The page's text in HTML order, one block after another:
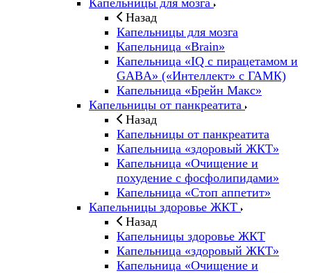
Капельницы для мозга
Назад
Капельницы для мозга
Капельница «Brain»
Капельница «IQ с пирацетамом и
GABA» («Интеллект» с ГАМК)
Капельница «Брейн Макс»
Капельницы от панкреатита
Назад
Капельницы от панкреатита
Капельница «здоровый ЖКТ»
Капельница «Очищение и
похудение с фосфолипидами»
Капельница «Стоп аппетит»
Капельницы здоровье ЖКТ
Назад
Капельницы здоровье ЖКТ
Капельница «здоровый ЖКТ»
Капельница «Очищение и